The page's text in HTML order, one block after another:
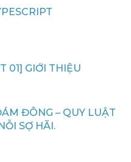
01] GIỚI THIỆU
ĐÔNG – QUY LUẬT
SỢ HÃI.